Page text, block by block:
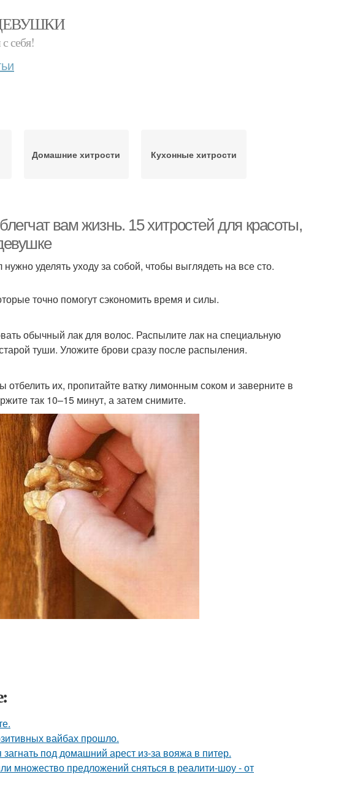
себя!
Домашние хитрости Кухонные хитрости
вам жизнь. 15 хитростей для красоты,
уделять уходу за собой, чтобы выглядеть на все сто.
точно помогут сэкономить время и силы.
обычный лак для волос. Распылите лак на специальную
туши. Уложите брови сразу после распыления.
их, пропитайте ватку лимонным соком и заверните в
так 10–15 минут, а затем снимите.
вайбах прошло.
под домашний арест из-за вояжа в питер.
множество предложений сняться в реалити-шоу - от